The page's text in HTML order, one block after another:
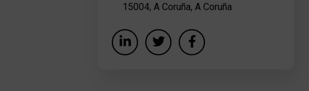
15004, A Coruña, A Coruña